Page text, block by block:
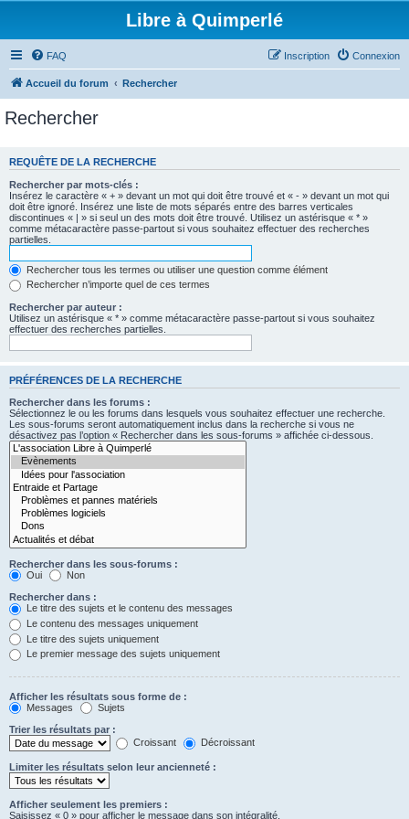
Libre à Quimperlé
FAQ Connexion
Inscription
Accueil du forum Rechercher
Rechercher
REQUÊTE DE LA RECHERCHE
Rechercher par mots-clés :
Insérez le caractère « + » devant un mot qui doit être trouvé et « - » devant un mot qui
doit être ignoré. Insérez une liste de mots séparés entre des barres verticales
discontinues « | » si seul un des mots doit être trouvé. Utilisez un astérisque « * »
comme métacaractère passe-partout si vous souhaitez effectuer des recherches
partielles.
Rechercher tous les termes ou utiliser une question comme élément
Rechercher n’importe quel de ces termes
Rechercher par auteur :
Utilisez un astérisque « * » comme métacaractère passe-partout si vous souhaitez
effectuer des recherches partielles.
PRÉFÉRENCES DE LA RECHERCHE
Rechercher dans les forums :
Sélectionnez le ou les forums dans lesquels vous souhaitez effectuer une recherche.
Les sous-forums seront automatiquement inclus dans la recherche si vous ne
désactivez pas l’option « Rechercher dans les sous-forums » affichée ci-dessous.
Rechercher dans les sous-forums :
Oui
Non
Rechercher dans :
Le titre des sujets et le contenu des messages
Le contenu des messages uniquement
Le titre des sujets uniquement
Le premier message des sujets uniquement
Afficher les résultats sous forme de :
Messages
Sujets
Trier les résultats par :
Croissant
Décroissant
Limiter les résultats selon leur ancienneté :
Afficher seulement les premiers :
Saisissez « 0 » pour afficher le message dans son intégralité.